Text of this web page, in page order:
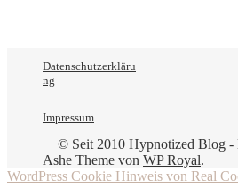
Datenschutzerkläru
ng
Impressum
© Seit 2010 Hypnotized Blog -
Ashe Theme von WP Royal.
WordPress Cookie Hinweis von Real